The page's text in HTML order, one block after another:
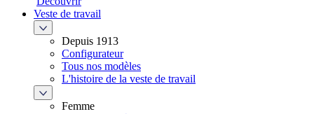
Veste de travail
Depuis 1913
Configurateur
Tous nos modèles
L'histoire de la veste de travail
Femme